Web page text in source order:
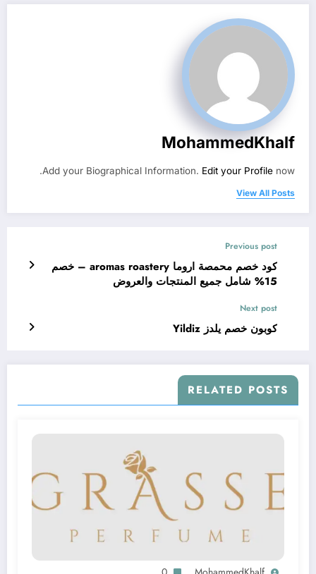
MohammedKhalf
Add your Biographical Information. Edit your Profile now.
View All Posts
Previous post
كود خصم محمصة اروما aromas roastery – خصم
15% شامل جميع المنتجات والعروض
Next post
كوبون خصم يلدز Yildiz
RELATED POSTS